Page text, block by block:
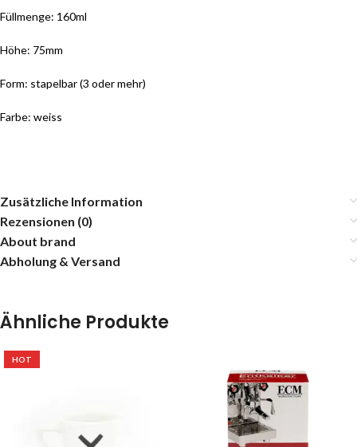
Füllmenge: 160ml
Höhe: 75mm
Form: stapelbar (3 oder mehr)
Farbe: weiss
Zusätzliche Information
Rezensionen (0)
About brand
Abholung & Versand
Ähnliche Produkte
HOT